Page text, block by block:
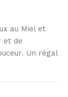
au Miel et
et de
Un régal